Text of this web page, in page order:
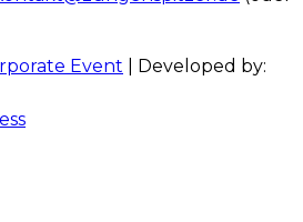
Event | Developed by: